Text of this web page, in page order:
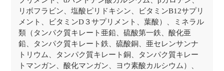
リボフラビン、塩酸ピリドキシン、ビタミンB12サプリ
メント、ビタミンD３サプリメント、葉酸）、ミネラル
類（タンパク質キレート亜鉛、硫酸第一鉄、酸化亜
鉛、タンパク質キレート鉄、硫酸銅、亜セレンサンナ
トリウム、タンパク質キレート銅、タンパク質キレー
トマンガン、酸化マンガン、ヨウ素酸カルシウム）、